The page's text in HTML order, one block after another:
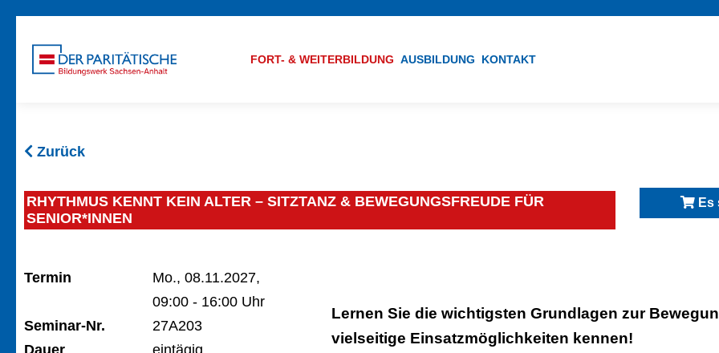
FORT- & WEITERBILDUNG AUSBILDUNG KONTAKT
Zurück
RHYTHMUS KENNT KEIN ALTER – SITZTANZ & BEWEGUNGSFREUDE FÜR
SENIOR*INNEN
Es
Termin
Mo., 08.11.2027,
09:00 - 16:00 Uhr
Seminar-Nr.
27A203
Dauer
eintägig
Lernen Sie die wichtigsten Grundlagen zur
vielseitige Einsatzmöglichkeiten kennen!